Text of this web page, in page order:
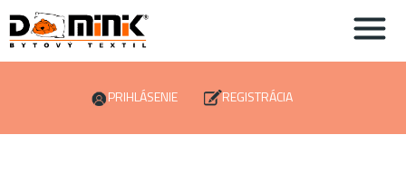
PRIHLÁSENIE REGISTRÁCIA